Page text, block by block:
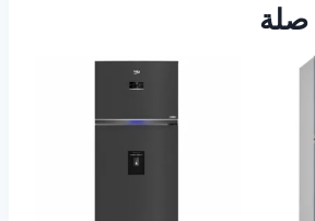
صلة